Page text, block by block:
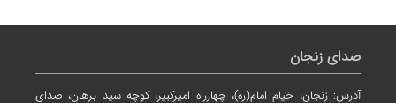
صدای زنجان
آدرس: زنجان، خیام امام(ره)، چهارراه امیرکبیر، کوچه سید برهان، صدای